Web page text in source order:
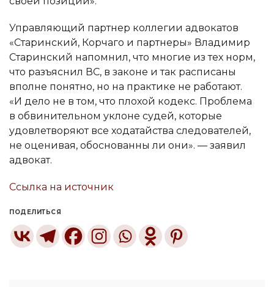
Управляющий партнер коллегии адвокатов
«Старинский, Корчаго и партнеры» Владимир
Старинский напомнил, что многие из тех норм,
что разъяснил ВС, в законе и так расписаны
вполне понятно, но на практике не работают.
«И дело не в том, что плохой кодекс. Проблема
в обвинительном уклоне судей, которые
удовлетворяют все ходатайства следователей,
не оценивая, обоснованны ли они». — заявил
адвокат.
Ссылка на источник
ПОДЕЛИТЬСЯ